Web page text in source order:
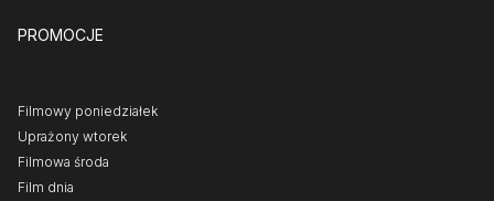
PROMOCJE
Filmowy poniedziałek
Uprażony wtorek
Filmowa środa
Film dnia